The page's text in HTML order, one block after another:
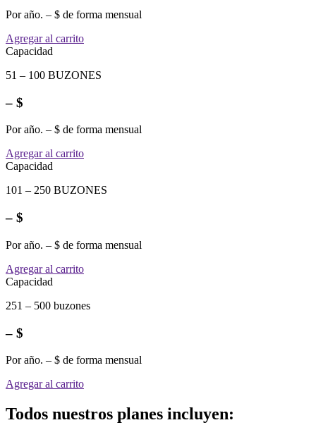
Por año. – $ de forma mensual
Agregar al carrito
Capacidad
51 – 100 BUZONES
– $
Por año. – $ de forma mensual
Agregar al carrito
Capacidad
101 – 250 BUZONES
– $
Por año. – $ de forma mensual
Agregar al carrito
Capacidad
251 – 500 buzones
– $
Por año. – $ de forma mensual
Agregar al carrito
Todos nuestros planes incluyen: